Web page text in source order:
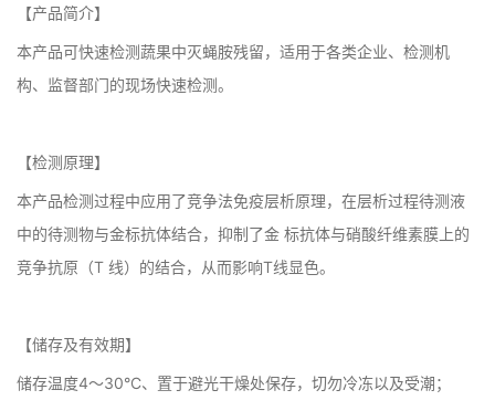
【产品简介】
本产品可快速检测蔬果中灭蝇胺残留，适用于各类企业、检测机
构、监督部门的现场快速检测。
【检测原理】
本产品检测过程中应用了竞争法免疫层析原理，在层析过程待测液
中的待测物与金标抗体结合，抑制了金 标抗体与硝酸纤维素膜上的
竞争抗原（T 线）的结合，从而影响T线显色。
【储存及有效期】
储存温度4～30°C、置于避光干燥处保存，切勿冷冻以及受潮；